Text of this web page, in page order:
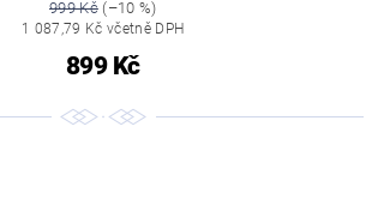
999 Kč(–10 %)
1 087,79 Kč včetně DPH
899 Kč